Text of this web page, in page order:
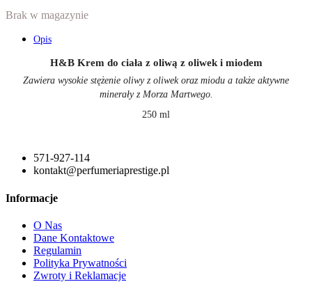
Brak w magazynie
Opis
H&B Krem do ciała z oliwą z oliwek i miodem
Zawiera wysokie stężenie oliwy z oliwek oraz miodu a także aktywne
minerały z Morza Martwego.
250 ml
571-927-114
kontakt@perfumeriaprestige.pl
Informacje
O Nas
Dane Kontaktowe
Regulamin
Polityka Prywatności
Zwroty i Reklamacje